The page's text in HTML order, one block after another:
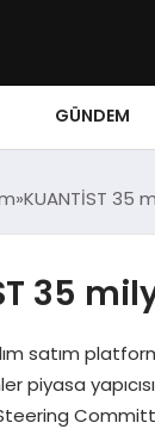
GÜNDEM
KUANTİST 35
35
satım
piyasa